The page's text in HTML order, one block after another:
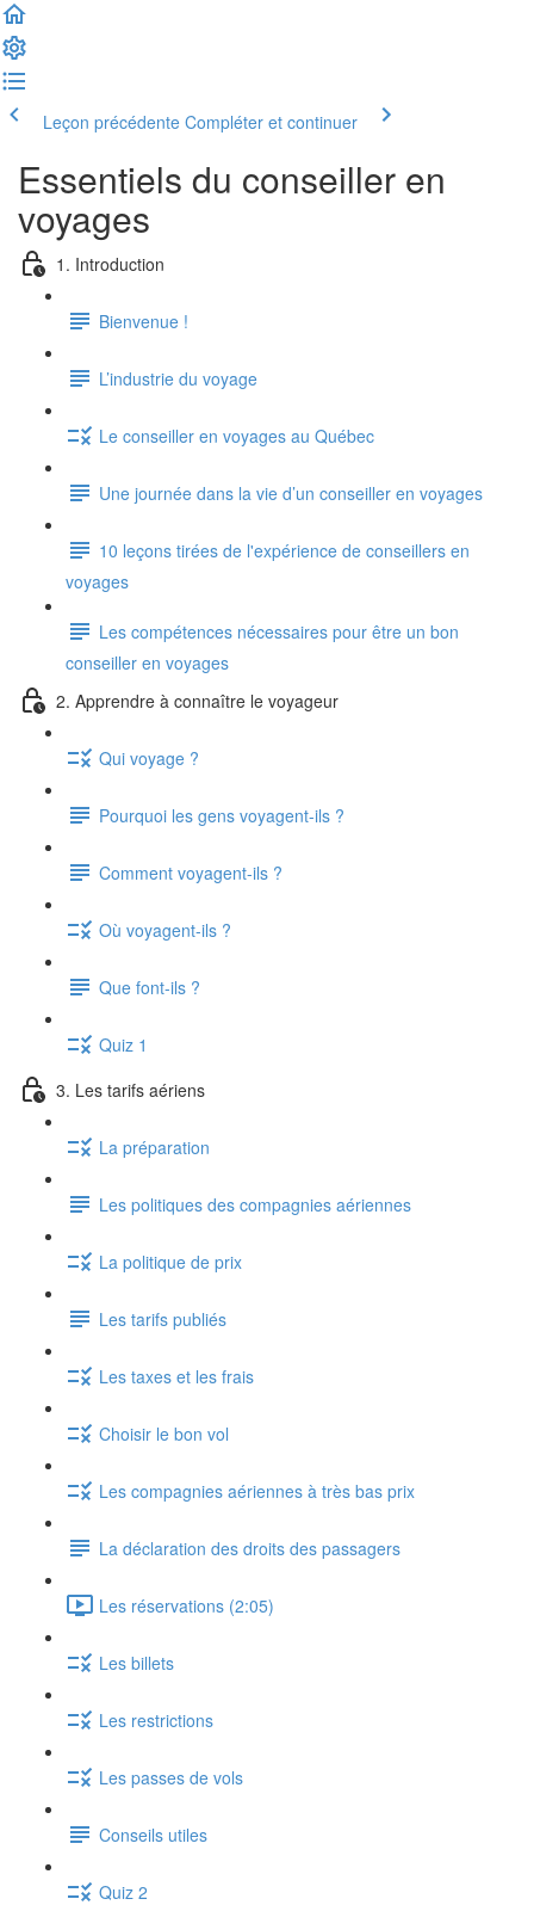
Leçon précédente Compléter et continuer
Essentiels du conseiller en
voyages
1. Introduction
Bienvenue !
L’industrie du voyage
Le conseiller en voyages au Québec
Une journée dans la vie d’un conseiller en voyages
10 leçons tirées de l'expérience de conseillers en
voyages
Les compétences nécessaires pour être un bon
conseiller en voyages
2. Apprendre à connaître le voyageur
Qui voyage ?
Pourquoi les gens voyagent-ils ?
Comment voyagent-ils ?
Où voyagent-ils ?
Que font-ils ?
Quiz 1
3. Les tarifs aériens
La préparation
Les politiques des compagnies aériennes
La politique de prix
Les tarifs publiés
Les taxes et les frais
Choisir le bon vol
Les compagnies aériennes à très bas prix
La déclaration des droits des passagers
Les réservations (2:05)
Les billets
Les restrictions
Les passes de vols
Conseils utiles
Quiz 2